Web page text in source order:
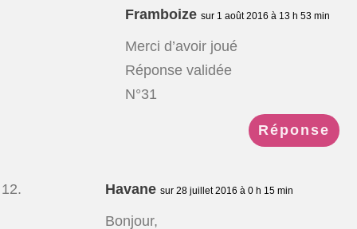
Framboize sur 1 août 2016 à 13 h 53 min
Merci d’avoir joué
Réponse validée
N°31
Réponse
Havane sur 28 juillet 2016 à 0 h 15 min
Bonjour,